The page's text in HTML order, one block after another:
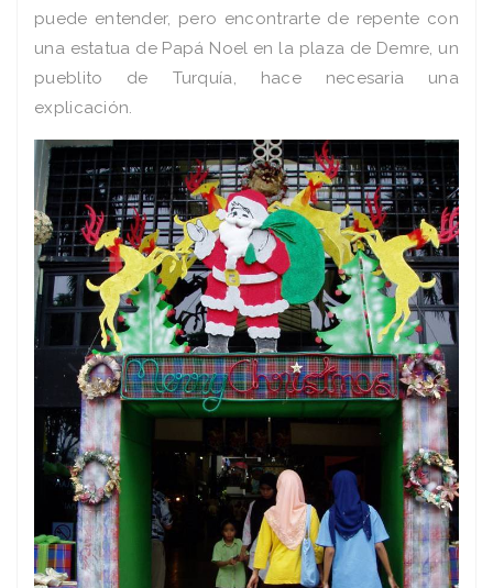
puede entender, pero encontrarte de repente con
una estatua de Papá Noel en la plaza de Demre, un
pueblito de Turquía, hace necesaria una
explicación.